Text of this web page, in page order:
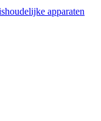
apparaten